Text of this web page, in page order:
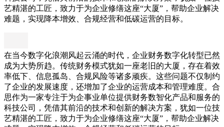
艺精湛的工匠，致力于为企业修缮这座“大厦”，帮助企业解决
难题，实现降本增效、合规经营和低碳运营的目标。
在当今数字化浪潮风起云涌的时代，企业财务数字化转型已然
成为大势所趋。传统财务模式犹如一座老旧的大厦，存在着效
率低下、信息孤岛、合规风险等诸多顽疾。这些问题不仅制约
了企业的发展速度，还增加了企业的运营成本和管理难度。合
思作为一家专注于为企事业单位提供财务数智化产品和服务的
科技公司，凭借其前沿的技术和创新的解决方案，犹如一位技
艺精湛的工匠，致力于为企业修缮这座“大厦”，帮助企业解决